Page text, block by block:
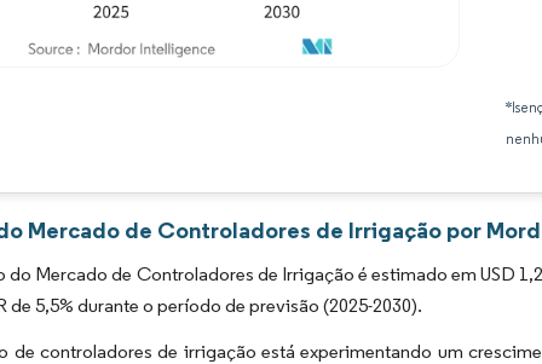
Mercado de Controladores de Irrigação por
do Mercado de Controladores de Irrigação é estimado em USD
de 5,5% durante o período de previsão (2025-2030).
de controladores de irrigação está experimentando um